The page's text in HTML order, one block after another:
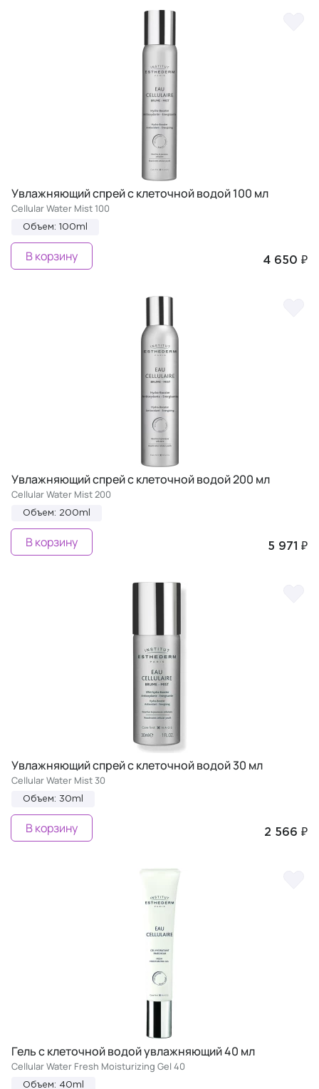
Увлажняющий спрей с клеточной водой 100 мл
Cellular Water Mist 100
Объем: 100ml
4 650 ₽
В корзину
Увлажняющий спрей с клеточной водой 200 мл
Cellular Water Mist 200
Объем: 200ml
5 971 ₽
В корзину
Увлажняющий спрей с клеточной водой 30 мл
Cellular Water Mist 30
Объем: 30ml
2 566 ₽
В корзину
Гель с клеточной водой увлажняющий 40 мл
Cellular Water Fresh Moisturizing Gel 40
Объем: 40ml